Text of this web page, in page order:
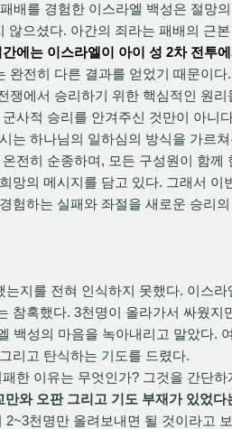
배를 경험한 이스라엘 백성은 절망
않으셨다. 아간의 죄라는 패배의 근
에는 이스라엘이 아이 성 2차 전투
완전히 다른 결과를 얻었기 때문이
쟁에서 승리하기 위한 핵심적인 원
사적 승리를 안겨주신 것만이 아니
는 하나님의 일하심의 방식을 가르
전히 순종하며, 모든 구성원이 함께
망의 메시지를 담고 있다. 그래서 이
험하는 실패와 좌절을 새로운 승리
지를 전혀 인식하지 못했다. 이스
참혹했다. 3천명이 올라가서 싸웠지
백성의 마음을 녹아내리고 말았다.
리고 탄식하는 기도를 드렸다.
한 이유는 무엇인가? 그것을 간단
와 오판 그리고 기도 부재가 있었다
천명만 올려보내면 될 것이라고